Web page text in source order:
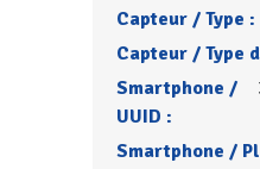
Capteur / Type :
Capteur / Type
Smartphone /
UUID :
Smartphone /